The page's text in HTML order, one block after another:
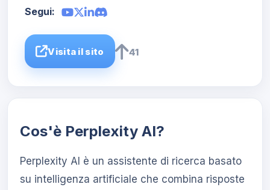
Segui:
Visita il sito 41
Cos'è Perplexity AI?
Perplexity AI è un assistente di ricerca basato
su intelligenza artificiale che combina risposte